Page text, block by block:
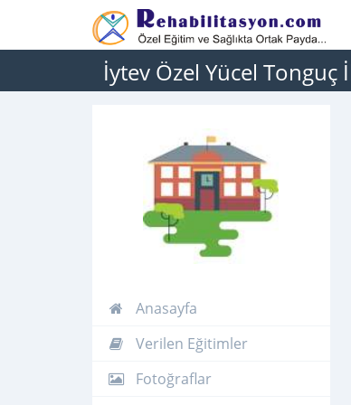
İytev Özel Yücel Tonguç
Anasayfa
Verilen Eğitimler
Fotoğraflar